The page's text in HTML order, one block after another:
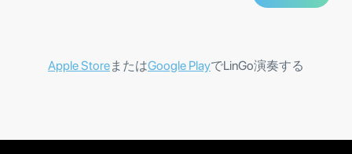
Apple StoreまたはGoogle PlayでLinGo演奏する